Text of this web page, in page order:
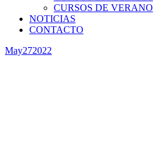
CURSOS DE VERANO
NOTICIAS
CONTACTO
May272022